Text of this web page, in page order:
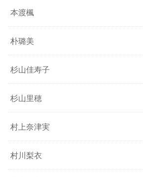
本渡楓
朴璐美
杉山佳寿子
杉山里穂
村上奈津実
村川梨衣